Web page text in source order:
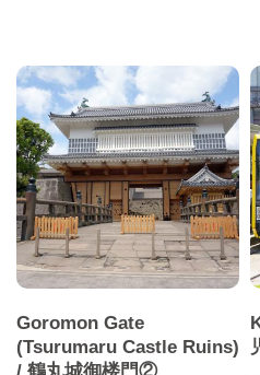
Goromon Gate
(Tsurumaru Castle Ruins)
/ 鶴丸城御楼門②